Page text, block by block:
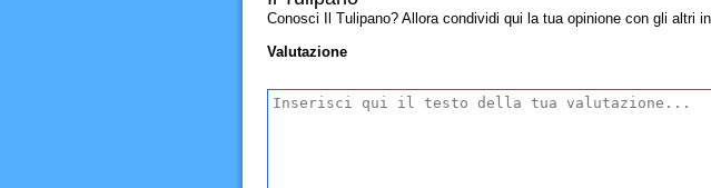
Conosci Il Tulipano? Allora condividi qui la tua opinione con gli altri
Valutazione